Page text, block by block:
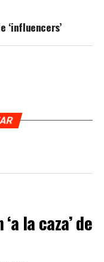
‘influencers’
la caza’ de